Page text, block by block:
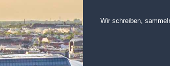
Wir schreiben,